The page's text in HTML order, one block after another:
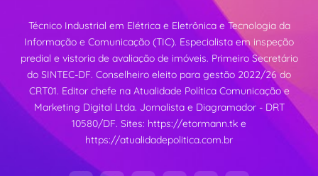
Técnico Industrial em Elétrica e Eletrônica e Tecnologia da
Informação e Comunicação (TIC). Especialista em inspeção
predial e vistoria de avaliação de imóveis. Primeiro Secretário
do SINTEC-DF. Conselheiro eleito para gestão 2022/26 do
CRT01. Editor chefe na Atualidade Política Comunicação e
Marketing Digital Ltda. Jornalista e Diagramador - DRT
10580/DF. Sites: https://etormann.tk e
https://atualidadepolitica.com.br